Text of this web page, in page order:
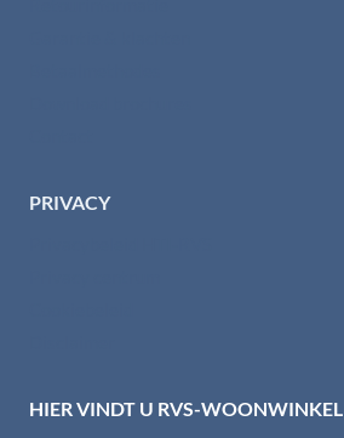
PRIVACY
HIER VINDT U RVS-WOONWINKEL